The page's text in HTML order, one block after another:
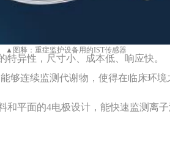
▲ 图释： 重症监护设备用的IST传感器
异性，尺寸小、成本低、响应快。
够连续监测代谢物，使得在临床环境
和平面的4电极设计，能快速监测离